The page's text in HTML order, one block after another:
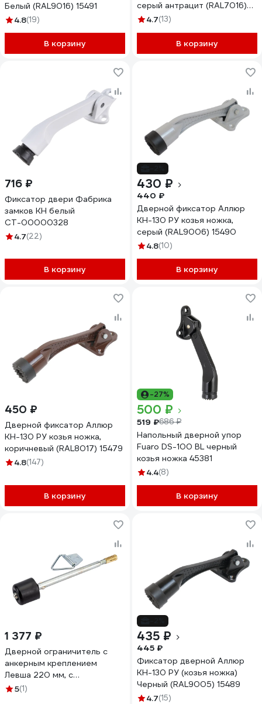
Белый (RAL9016) 15491
4.8(19)
В корзину
серый антрацит (RAL7016)
15478
4.7(13)
В корзину
716 ₽
Фиксатор двери Фабрика
замков КН белый
СТ-00000328
4.7(22)
В корзину
430 ₽
440 ₽
Дверной фиксатор Аллюр
КН-130 РУ козья ножка,
серый (RAL9006) 15490
4.8(10)
В корзину
450 ₽
Дверной фиксатор Аллюр
КН-130 РУ козья ножка,
коричневый (RAL8017) 15479
4.8(147)
В корзину
-27%
500 ₽
519 ₽686 ₽
Напольный дверной упор
Fuaro DS-100 BL черный
козья ножка 45381
4.4(8)
В корзину
1 377 ₽
Дверной ограничитель с
анкерным креплением
Левша 220 мм, с
фиксатором, черный У4-
5(1)
435 ₽
445 ₽
Фиксатор дверной Аллюр
КН-130 РУ (козья ножка)
Черный (RAL9005) 15489
4.7(15)